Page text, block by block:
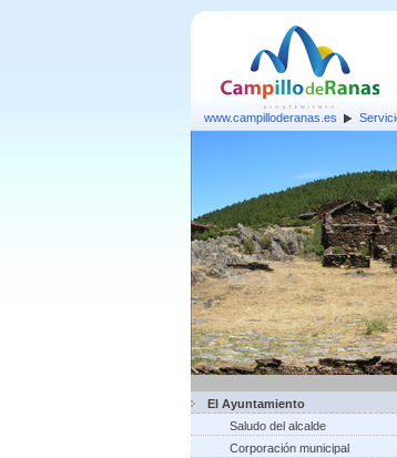
www.campilloderanas.es
El Ayuntamiento
Saludo del alcalde
Corporación municipal